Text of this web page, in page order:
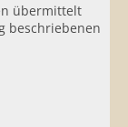
übermittelt
beschriebenen